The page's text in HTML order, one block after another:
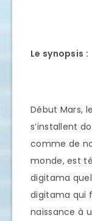
Le synopsis :
Début Mars,
s’installent
comme de
monde, est
digitama
digitama qui
naissance à